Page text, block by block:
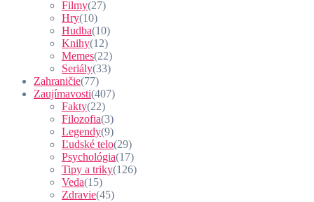
Filmy(27)
Hry(10)
Hudba(10)
Knihy(12)
Memes(22)
Seriály(33)
Zahraničie(77)
Zaujímavosti(407)
Fakty(22)
Filozofia(3)
Legendy(9)
Ľudské telo(29)
Psychológia(17)
Tipy a triky(126)
Veda(15)
Zdravie(45)